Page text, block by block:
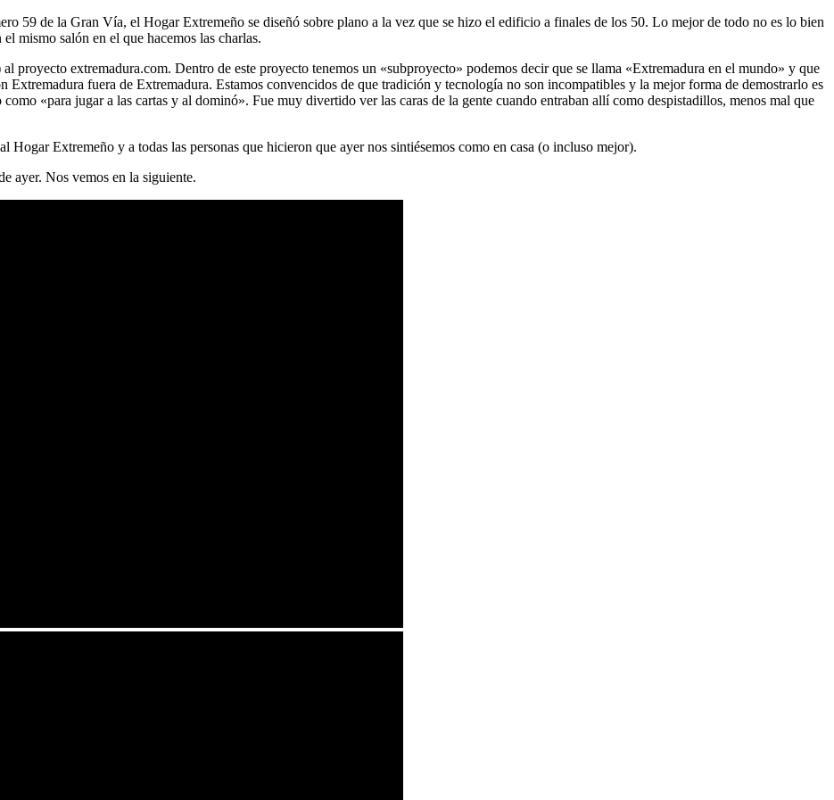
59 de la Gran Vía, el Hogar Extremeño se diseñó sobre plano a la vez que se hizo el edificio a finales de los 50. Lo mejor de todo no es lo bien
mismo salón en el que hacemos las charlas.
proyecto extremadura.com. Dentro de este proyecto tenemos un «subproyecto» podemos decir que se llama «Extremadura en el mundo» y que
fuera de Extremadura. Estamos convencidos de que tradición y tecnología no son incompatibles y la mejor forma de demostrarlo es
«para jugar a las cartas y al dominó». Fue muy divertido ver las caras de la gente cuando entraban allí como despistadillos, menos mal que
Hogar Extremeño y a todas las personas que hicieron que ayer nos sintiésemos como en casa (o incluso mejor).
ayer. Nos vemos en la siguiente.